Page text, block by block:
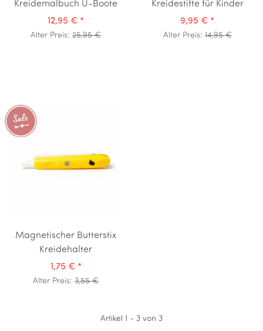
Kreidemalbuch U-Boote
12,95 € *
Alter Preis: 25,95 €
Kreidestifte für Kinder
9,95 € *
Alter Preis:14,95 €
Magnetischer Butterstix
Kreidehalter
1,75 € *
Alter Preis: 3,55 €
Artikel 1 - 3 von 3